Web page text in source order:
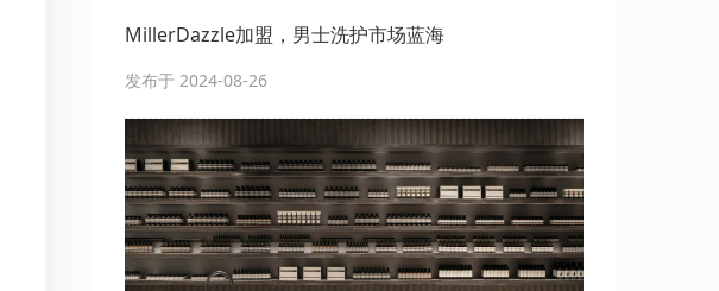
MillerDazzle加盟，男士洗护市场蓝海
发布于 2024-08-26